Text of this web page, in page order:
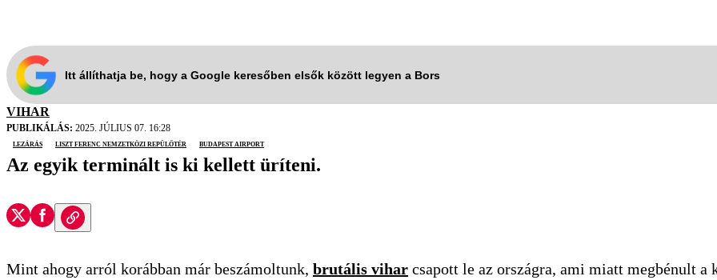
Itt állíthatja be, hogy a Google keresőben elsők között legyen a Bors
VIHAR
PUBLIKÁLÁS: 2025. JÚLIUS 07. 16:28
lezárás
Liszt Ferenc nemzetközi repülőtér Budapest Airport
Az egyik terminált is ki kellett üríteni.
Mint ahogy arról korábban már beszámoltunk, brutális vihar csapott le az országra, ami miatt megbénult a